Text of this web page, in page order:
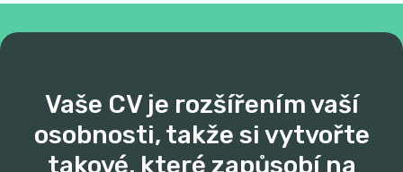
Vaše CV je rozšířením vaší
osobnosti, takže si vytvořte
takové, které zapůsobí na